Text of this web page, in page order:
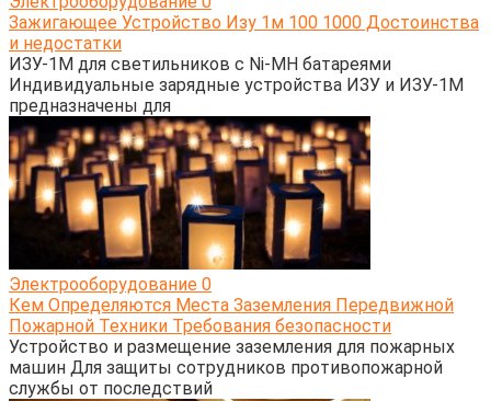
Зажигающее Устройство Изу 1м 100 1000 Достоинства
и недостатки
ИЗУ-1М для светильников с Ni-MH батареями
Индивидуальные зарядные устройства ИЗУ и ИЗУ-1М
предназначены для
Электрооборудование 0
Кем Определяются Места Заземления Передвижной
Пожарной Техники Требования безопасности
Устройство и размещение заземления для пожарных
машин Для защиты сотрудников противопожарной
службы от последствий